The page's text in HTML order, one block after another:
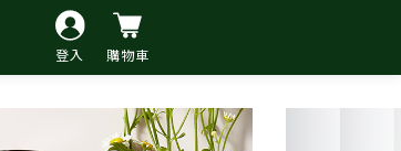
登入 購物車